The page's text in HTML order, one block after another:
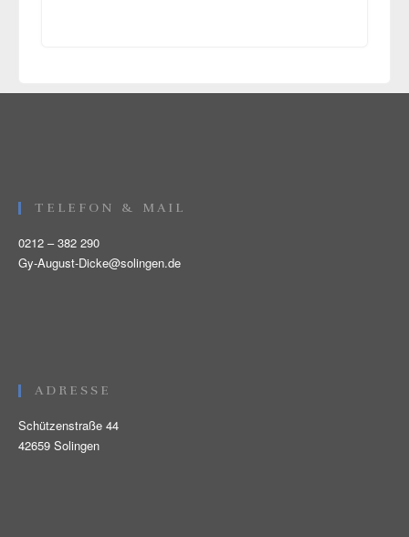
TELEFON & MAIL
0212 – 382 290
Gy-August-Dicke@solingen.de
ADRESSE
Schützenstraße 44
42659 Solingen